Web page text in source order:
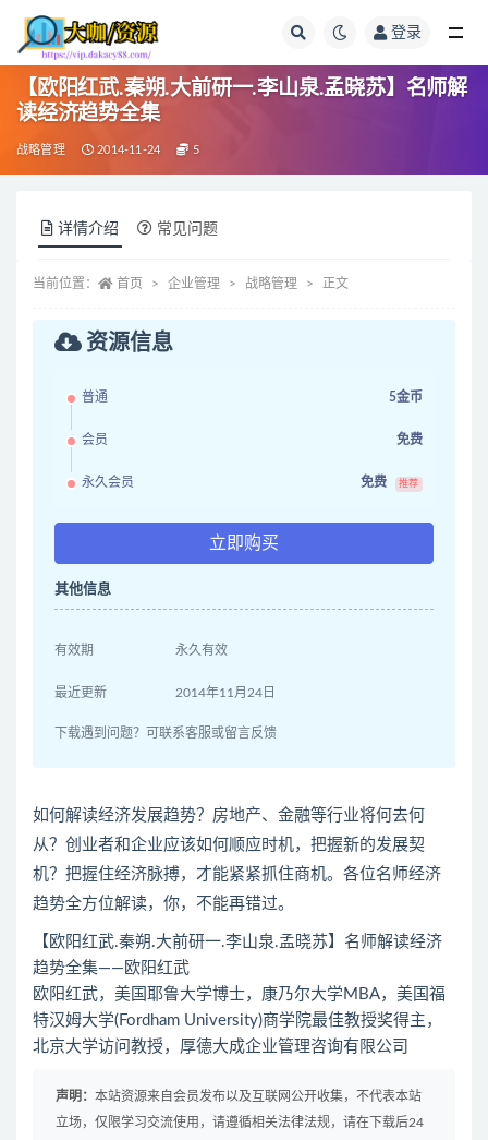
登录
【欧阳红武.秦朔.大前研一.李山泉.孟晓苏】名师解
读经济趋势全集
战略管理 2014-11-24 5
详情介绍 常见问题
当前位置： 首页 企业管理 战略管理 正文
资源信息
普通 5金币
会员 免费
永久会员 免费 推荐
立即购买
其他信息
有效期 永久有效
最近更新 2014年11月24日
下载遇到问题？可联系客服或留言反馈
如何解读经济发展趋势？房地产、金融等行业将何去何
从？创业者和企业应该如何顺应时机，把握新的发展契
机？把握住经济脉搏，才能紧紧抓住商机。各位名师经济
趋势全方位解读，你，不能再错过。
【欧阳红武.秦朔.大前研一.李山泉.孟晓苏】名师解读经济
趋势全集——欧阳红武
欧阳红武，美国耶鲁大学博士，康乃尔大学MBA，美国福
特汉姆大学(Fordham University)商学院最佳教授奖得主，
北京大学访问教授，厚德大成企业管理咨询有限公司
声明： 本站资源来自会员发布以及互联网公开收集，不代表本站
立场，仅限学习交流使用，请遵循相关法律法规，请在下载后24
全部